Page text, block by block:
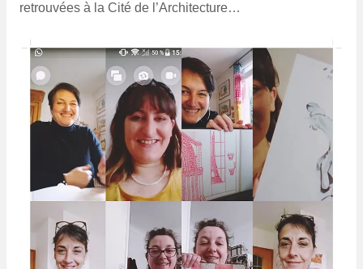
retrouvées à la Cité de l’Architecture…